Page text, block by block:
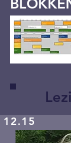
12.15